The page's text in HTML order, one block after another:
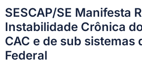
SESCAP/SE Manifesta
Instabilidade Crônica
CAC e de sub sistemas
Federal